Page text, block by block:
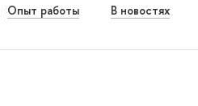
Опыт работы В новостях